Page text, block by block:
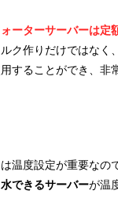
ーターサーバーは定
ク作りだけではなく
することができ、非
温度設定が重要なの
できるサーバーが温